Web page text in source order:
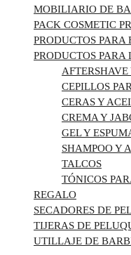
MOBILIARIO DE
PACK COSMETIC
PRODUCTOS PARA
PRODUCTOS PARA
CEPILLOS
CERAS Y
CREMA Y
GEL Y
SHAMPOO Y
TALCOS
TÓNICOS
REGALO
SECADORES DE
TIJERAS DE
UTILLAJE DE